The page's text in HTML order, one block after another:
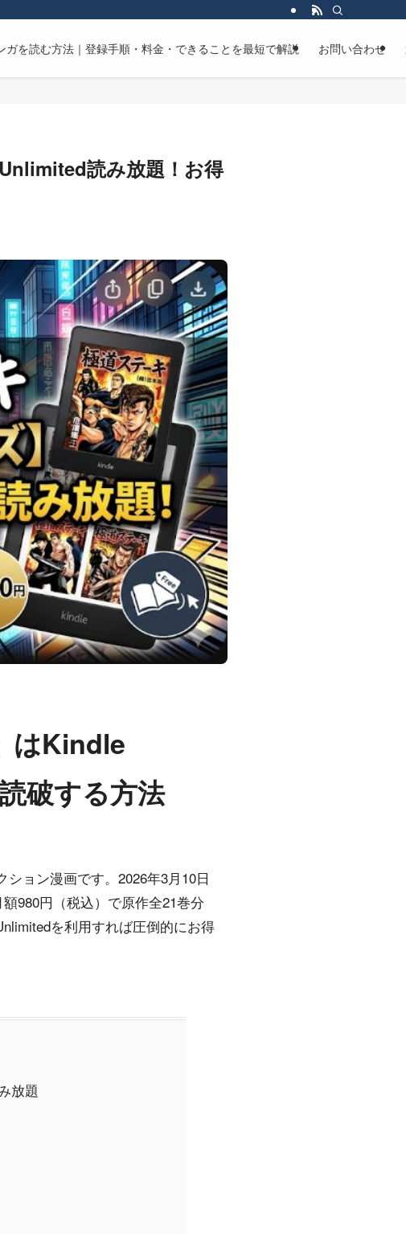
ガを読む方法｜登録手順・料金・できることを最短で解説 お問い合わせ
読み放題！お得
はKindle
破する方法
ョン漫画です。2026年3月10日
980円（税込）で原作全21巻分
を利用すれば圧倒的にお得
放題